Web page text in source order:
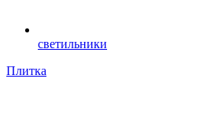
светильники
Плитка